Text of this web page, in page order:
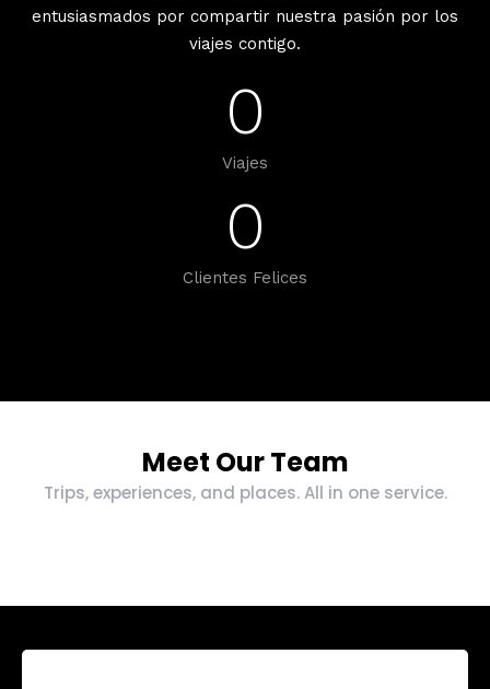
entusiasmados por compartir nuestra pasión por los
viajes contigo.
0
Viajes
0
Clientes Felices
Meet Our Team
Trips, experiences, and places. All in one service.